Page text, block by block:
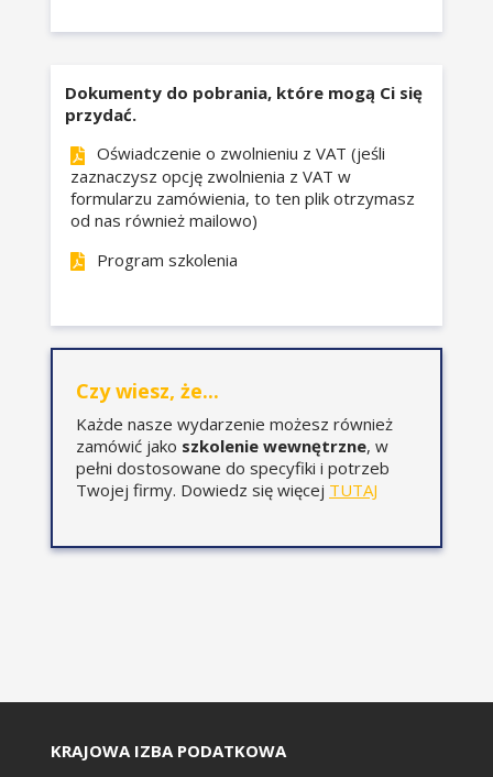
Rozszerzenie cyfrowych
PIT 2026/2027 – zmiany ważne
dla przedsiębiorców i
Planowane zmiany w ryczałcie
i działalności gospodarczej.
Ograniczenia wybranych
Rozliczanie leasingu i
sprzedaży majątku
firmowego.
2026/2027 – kontrole,
odpowiedzialność:
Ministerstwo Nauki i Szkolnictwa
Wyższego. Stale uczestniczy w
konferencjach i webinariach na całym
świecie podnosząc swoje kwalifikacje
zawodowe.
studia podyplomowe na Uniwersytecie
Ekonomicznym we Wrocławiu. Trener
podatkowy i Partner wielu podmiotów
rynku usług doradztwa podatkowego
oraz specjalistycznych kancelarii
prawnych.
Dokumenty do pobrania, które mogą Ci się
przydać.
Oświadczenie o zwolnieniu z VAT (jeśli
zaznaczysz opcję zwolnienia z VAT w
formularzu zamówienia, to ten plik otrzymasz
od nas również mailowo)
Program szkolenia
Czy wiesz, że...
Każde nasze wydarzenie możesz również
zamówić jako szkolenie wewnętrzne, w
pełni dostosowane do specyfiki i potrzeb
Twojej firmy. Dowiedz się więcej TUTAJ
KRAJOWA IZBA PODATKOWA